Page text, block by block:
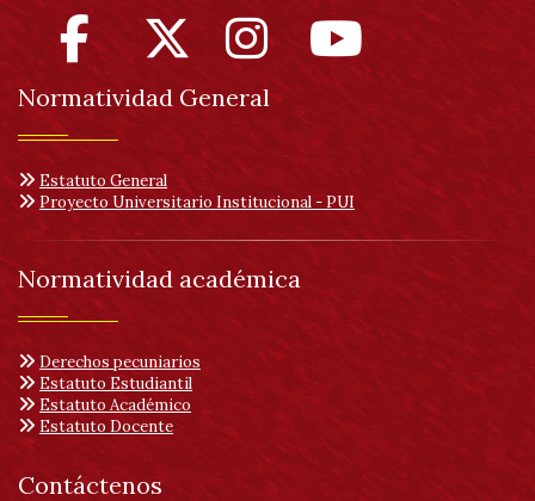
Normatividad General
Estatuto General
Proyecto Universitario Institucional - PUI
Normatividad académica
Derechos pecuniarios
Estatuto Estudiantil
Estatuto Académico
Estatuto Docente
Contáctenos